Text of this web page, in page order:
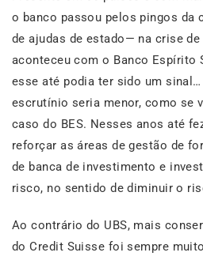
o banco passou pelos pingos da
de ajudas de estado— na crise
aconteceu com o Banco Espírito
esse até podia ter sido um
escrutínio seria menor, como se
caso do BES. Nesses anos até
reforçar as áreas de gestão de
de banca de investimento e
risco, no sentido de diminuir o
Ao contrário do UBS, mais
do Credit Suisse foi sempre